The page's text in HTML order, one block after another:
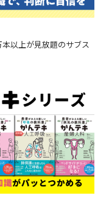
以上が見放題のサブス